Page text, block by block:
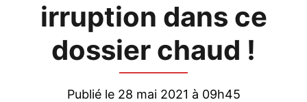
irruption dans ce
dossier chaud !
Publié le 28 mai 2021 à 09h45